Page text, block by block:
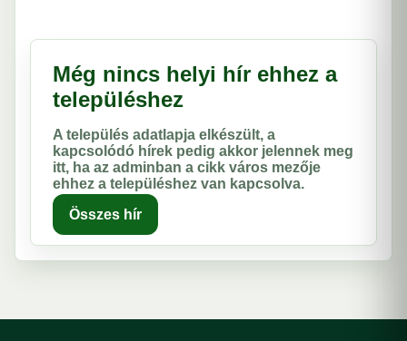
Még nincs helyi hír ehhez a
településhez
A település adatlapja elkészült, a
kapcsolódó hírek pedig akkor jelennek meg
itt, ha az adminban a cikk város mezője
ehhez a településhez van kapcsolva.
Összes hír